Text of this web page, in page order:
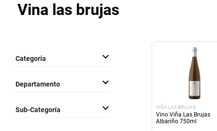
Vina las brujas
Departamento
Categoría
Sub-Categoría VIÑA LAS BRUJAS
Vino Viña Las Brujas
Albariño 750ml